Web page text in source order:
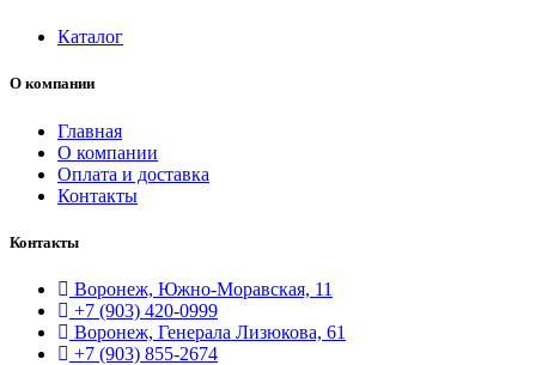
Каталог
О компании
Главная
О компании
Оплата и доставка
Контакты
Контакты
Воронеж, Южно-Моравская, 11
+7 (903) 420-0999
Воронеж, Генерала Лизюкова, 61
+7 (903) 855-2674